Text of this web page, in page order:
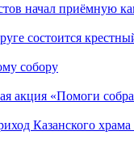
начал приёмную
состоится
собору
акция «Помоги
Казанского храма